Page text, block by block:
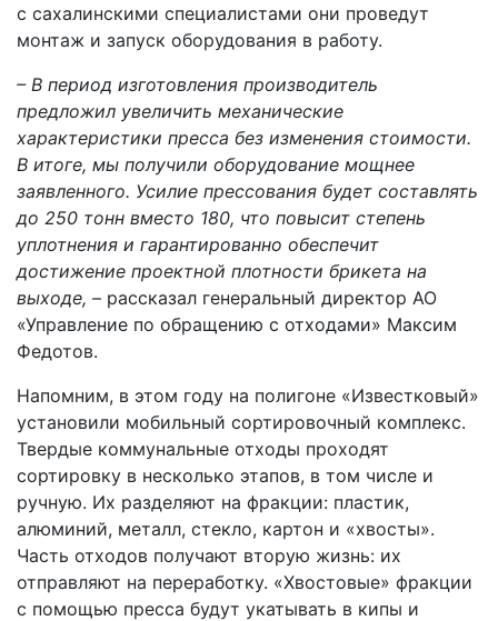
с сахалинскими специалистами они проведут
монтаж и запуск оборудования в работу.
– В период изготовления производитель
предложил увеличить механические
характеристики пресса без изменения стоимости.
В итоге, мы получили оборудование мощнее
заявленного. Усилие прессования будет составлять
до 250 тонн вместо 180, что повысит степень
уплотнения и гарантированно обеспечит
достижение проектной плотности брикета на
выходе, – рассказал генеральный директор АО
«Управление по обращению с отходами» Максим
Федотов.
Напомним, в этом году на полигоне «Известковый»
установили мобильный сортировочный комплекс.
Твердые коммунальные отходы проходят
сортировку в несколько этапов, в том числе и
ручную. Их разделяют на фракции: пластик,
алюминий, металл, стекло, картон и «хвосты».
Часть отходов получают вторую жизнь: их
отправляют на переработку. «Хвостовые» фракции
с помощью пресса будут укатывать в кипы и